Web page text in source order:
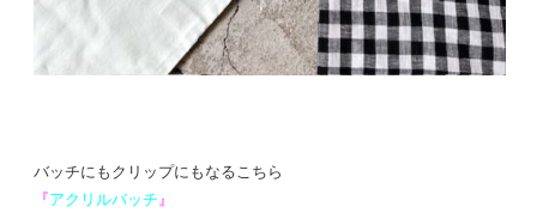
バッチにもクリップにもなるこちら
『アクリルバッチ 』